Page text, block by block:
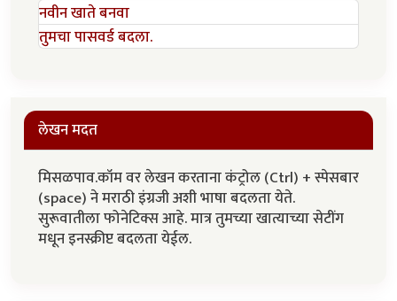
नवीन खाते बनवा
तुमचा पासवर्ड बदला.
लेखन मदत
मिसळपाव.कॉम वर लेखन करताना कंट्रोल (Ctrl) + स्पेसबार
(space) ने मराठी इंग्रजी अशी भाषा बदलता येते.
सुरूवातीला फोनेटिक्स आहे. मात्र तुमच्या खात्याच्या सेटींग
मधून इनस्क्रीप्ट बदलता येईल.